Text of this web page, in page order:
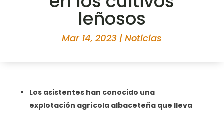
leñosos
Mar 14, 2023| Noticias
Los asistentes han conocido una
explotación agrícola albaceteña que lleva